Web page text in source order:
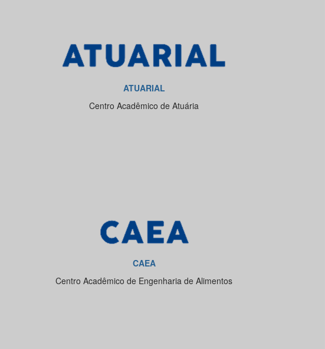
ATUARIAL
Centro Acadêmico de Atuária
CAEA
Centro Acadêmico de Engenharia de Alimentos